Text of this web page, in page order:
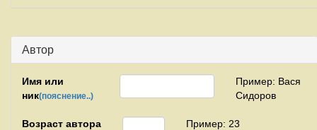
Автор
Имя или
ник(пояснение..)
Пример: Вася
Сидоров
Возраст автора Пример: 23